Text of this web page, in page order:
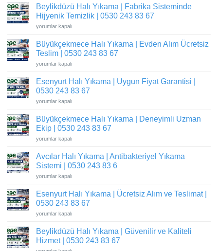
243
83
67
için
|
Aynı
Gün
Ücretsiz
Servis
0530
243
83
için
Beylikdüzü Halı Yıkama | Fabrika Sisteminde
Hijyenik Temizlik | 0530 243 83 67
Beylikdüzü
|
Fabrika
Sisteminde
Hijyenik
Temizlik
0530
243
83
için
yorumlar kapalı
Büyükçekmece Halı Yıkama | Evden Alım Ücretsiz
Teslim | 0530 243 83 67
Büyükçekmece
|
Evden
Alım
Ücretsiz
Teslim
0530
243
83
için
yorumlar kapalı
Esenyurt Halı Yıkama | Uygun Fiyat Garantisi |
0530 243 83 67
Esenyurt
|
Uygun
Fiyat
Garantisi
|
243
83
67
yorumlar kapalı
Büyükçekmece Halı Yıkama | Deneyimli Uzman
Ekip | 0530 243 83 67
Büyükçekmece
|
Deneyimli
Uzman
|
243
83
67
yorumlar kapalı
Avcılar Halı Yıkama | Antibakteriyel Yıkama
Sistemi | 0530 243 83 6
Avcılar
|
Antibakteriyel
Yıkama
Sistemi
|
243
83
6
yorumlar kapalı
Esenyurt Halı Yıkama | Ücretsiz Alım ve Teslimat |
0530 243 83 67
Esenyurt
|
Ücretsiz
Alım
yorumlar kapalı
Beylikdüzü Halı Yıkama | Güvenilir ve Kaliteli
Hizmet | 0530 243 83 67